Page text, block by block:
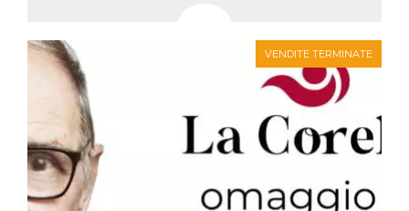
VENDITE TERMINATE